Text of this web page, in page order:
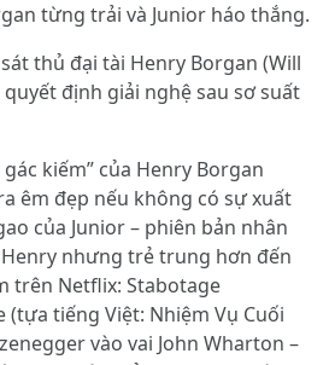
từng trải và Junior háo thắng.
thủ đại tài Henry Borgan (Will
định giải nghệ sau sơ suất
kiếm” của Henry Borgan
êm đẹp nếu không có sự xuất
của Junior – phiên bản nhân
nhưng trẻ trung hơn đến
trên Netflix: Stabotage
tiếng Việt: Nhiệm Vụ Cuối
vào vai John Wharton –